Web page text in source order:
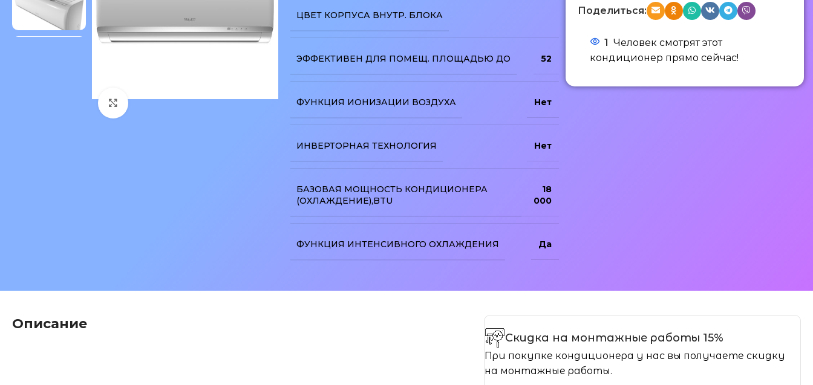
Нажмите, чтобы увеличить изображение
ЦВЕТ КОРПУСА ВНУТР. БЛОКА
ЭФФЕКТИВЕН ДЛЯ ПОМЕЩ. ПЛОЩАДЬЮ ДО 52
ФУНКЦИЯ ИОНИЗАЦИИ ВОЗДУХА Нет
ИНВЕРТОРНАЯ ТЕХНОЛОГИЯ Нет
БАЗОВАЯ МОЩНОСТЬ КОНДИЦИОНЕРА
(ОХЛАЖДЕНИЕ),BTU
18
000
ФУНКЦИЯ ИНТЕНСИВНОГО ОХЛАЖДЕНИЯ Да
Поделиться:
1 Человек смотрят этот
кондиционер прямо сейчас!
Описание
Скидка на монтажные работы 15%
При покупке кондиционера у нас вы получаете скидку
на монтажные работы.